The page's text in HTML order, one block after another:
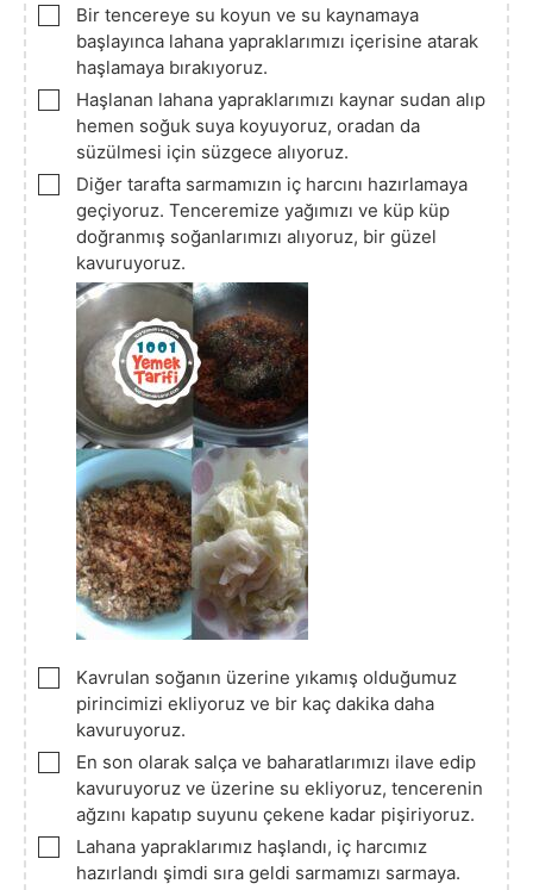
▢
Bir tencereye su koyun ve su kaynamaya
başlayınca lahana yapraklarımızı içerisine atarak
haşlamaya bırakıyoruz.
▢
Haşlanan lahana yapraklarımızı kaynar sudan alıp
hemen soğuk suya koyuyoruz, oradan da
süzülmesi için süzgece alıyoruz.
▢
Diğer tarafta sarmamızın iç harcını hazırlamaya
geçiyoruz. Tenceremize yağımızı ve küp küp
doğranmış soğanlarımızı alıyoruz, bir güzel
kavuruyoruz.
▢
Kavrulan soğanın üzerine yıkamış olduğumuz
pirincimizi ekliyoruz ve bir kaç dakika daha
kavuruyoruz.
▢
En son olarak salça ve baharatlarımızı ilave edip
kavuruyoruz ve üzerine su ekliyoruz, tencerenin
ağzını kapatıp suyunu çekene kadar pişiriyoruz.
▢Lahana yapraklarımız haşlandı, iç harcımız
hazırlandı şimdi sıra geldi sarmamızı sarmaya.